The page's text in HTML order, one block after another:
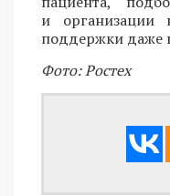
и организации
поддержки даже
Фото: Ростех